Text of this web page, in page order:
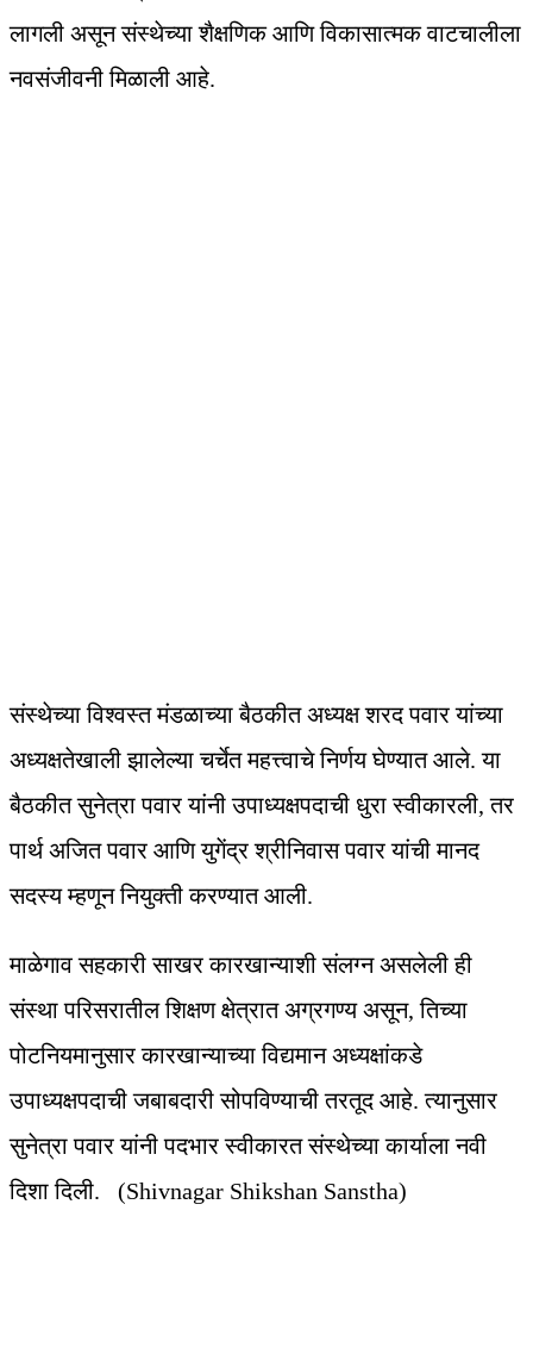
लागली असून संस्थेच्या शैक्षणिक आणि विकासात्मक वाटचालीला
नवसंजीवनी मिळाली आहे.
संस्थेच्या विश्वस्त मंडळाच्या बैठकीत अध्यक्ष शरद पवार यांच्या
अध्यक्षतेखाली झालेल्या चर्चेत महत्त्वाचे निर्णय घेण्यात आले. या
बैठकीत सुनेत्रा पवार यांनी उपाध्यक्षपदाची धुरा स्वीकारली, तर
पार्थ अजित पवार आणि युगेंद्र श्रीनिवास पवार यांची मानद
सदस्य म्हणून नियुक्ती करण्यात आली.
माळेगाव सहकारी साखर कारखान्याशी संलग्न असलेली ही
संस्था परिसरातील शिक्षण क्षेत्रात अग्रगण्य असून, तिच्या
पोटनियमानुसार कारखान्याच्या विद्यमान अध्यक्षांकडे
उपाध्यक्षपदाची जबाबदारी सोपविण्याची तरतूद आहे. त्यानुसार
सुनेत्रा पवार यांनी पदभार स्वीकारत संस्थेच्या कार्याला नवी
दिशा दिली. (Shivnagar Shikshan Sanstha)